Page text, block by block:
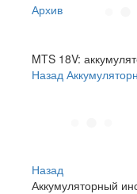
Архив
MTS 18V:
Назад
Назад
Аккумуляторный